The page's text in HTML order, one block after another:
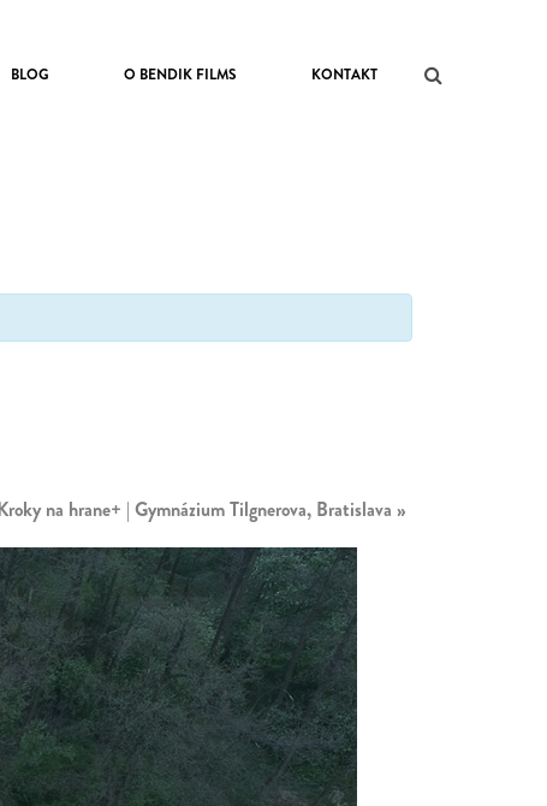
BLOG O BENDIK FILMS KONTAKT
na hrane+ | Gymnázium Tilgnerova, Bratislava »